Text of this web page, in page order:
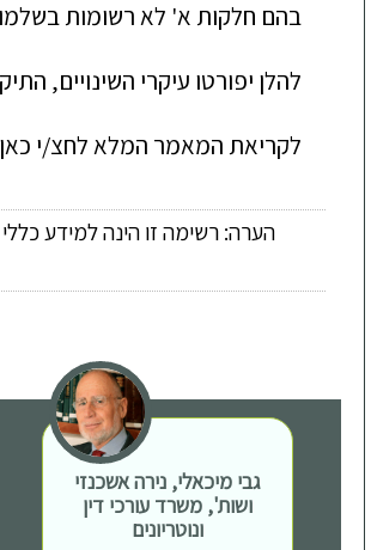
בהם חלקות א' לא רשומות
להלן יפורטו עיקרי השינויים,
לקריאת המאמר המלא לחצ/י כאן
הערה: רשימה זו הינה למידע
גבי מיכאלי, נירה אשכנזי
ושות', משרד עורכי דין
ונוטריונים